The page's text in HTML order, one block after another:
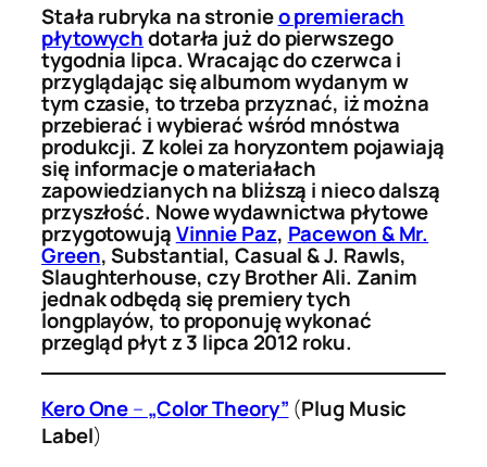
Stała rubryka na stronieo premierach
płytowychdotarła już do pierwszego
tygodnia lipca. Wracając do czerwca i
przyglądając się albumom wydanym w
tym czasie, to trzeba przyznać, iż można
przebierać i wybierać wśród mnóstwa
produkcji. Z kolei za horyzontem pojawiają
się informacje o materiałach
zapowiedzianych na bliższą i nieco dalszą
przyszłość. Nowe wydawnictwa płytowe
przygotowująVinnie Paz, Pacewon & Mr.
Green, Substantial, Casual & J. Rawls,
Slaughterhouse, czy Brother Ali. Zanim
jednak odbędą się premiery tych
longplayów, to proponuję wykonać
przegląd płyt z 3 lipca 2012 roku.
Kero One– „Color Theory” (Plug Music
Label)